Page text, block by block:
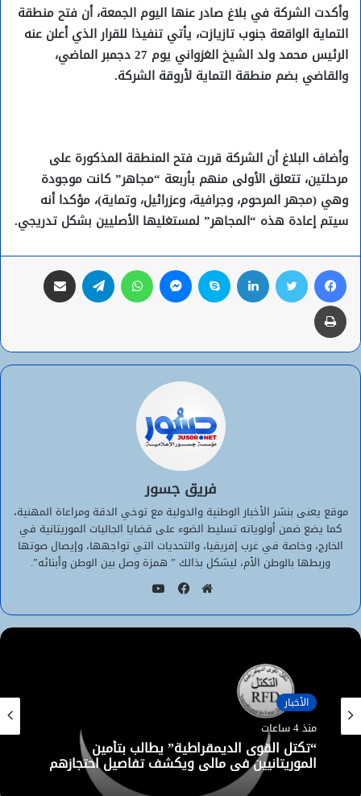
وأكدت الشركة في بلاغ صادر عنها اليوم الجمعة، أن فتح منطقة
التماية الواقعة جنوب تازيازت، يأتي تنفيذا للقرار الذي أعلن عنه
الرئيس محمد ولد الشيخ الغزواني يوم 27 دجمبر الماضي،
والقاضي بضم منطقة التماية لأروقة الشركة.
وأضاف البلاغ أن الشركة قررت فتح المنطقة المذكورة على
مرحلتين، تتعلق الأولى منهم بأربعة “مجاهر” كانت موجودة
وهي (مجهر المرحوم، وجرافية، وعزرائيل، وتماية)، مؤكدا أنه
سيتم إعادة هذه “المجاهر” لمستغليها الأصليين بشكل تدريجي.
فيسبوك تويتر لينكدإن سكايب ماسنجر واتساب تيلقرام
طباعة
فريق جسور
موقع يعنى بنشر الأخبار الوطنية والدولية مع توخي الدقة ومراعاة المهنية،
كما يضع ضمن أولوياته تسليط الضوء على قضايا الجاليات الموريتانية في
الخارج، وخاصة في غرب إفريقيا، والتحديات التي تواجهها، وإيصال صوتها
وربطها بالوطن الأم، ليشكل بذالك ” همزة وصل بين الوطن وأبنائه”.
الويب
الأخبار
منذ 4 ساعات
“تكتل القوى الديمقراطية” يطالب بتأمين
الموريتانيين في مالي ويكشف تفاصيل احتجازهم